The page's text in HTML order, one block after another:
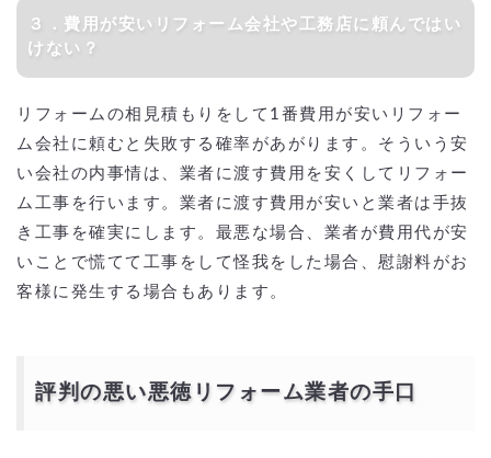
３．費用が安いリフォーム会社や工務店に頼んではい
けない？
リフォームの相見積もりをして1番費用が安いリフォー
ム会社に頼むと失敗する確率があがります。そういう安
い会社の内事情は、業者に渡す費用を安くしてリフォー
ム工事を行います。業者に渡す費用が安いと業者は手抜
き工事を確実にします。最悪な場合、業者が費用代が安
いことで慌てて工事をして怪我をした場合、慰謝料がお
客様に発生する場合もあります。
評判の悪い悪徳リフォーム業者の手口